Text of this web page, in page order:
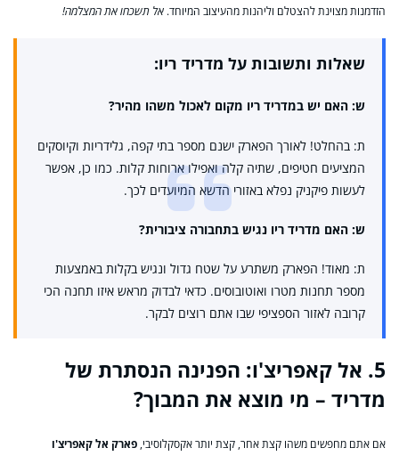
הזדמנות מצוינת להצטלם וליהנות מהעיצוב המיוחד. אל תשכחו את המצלמה!
שאלות ותשובות על מדריד ריו:
ש: האם יש במדריד ריו מקום לאכול משהו מהיר?
ת: בהחלט! לאורך הפארק ישנם מספר בתי קפה, גלידריות וקיוסקים
המציעים חטיפים, שתיה קלה ואפילו ארוחות קלות. כמו כן, אפשר
לעשות פיקניק נפלא באזורי הדשא המיועדים לכך.
ש: האם מדריד ריו נגיש בתחבורה ציבורית?
ת: מאוד! הפארק משתרע על שטח גדול ונגיש בקלות באמצעות
מספר תחנות מטרו ואוטובוסים. כדאי לבדוק מראש איזו תחנה הכי
קרובה לאזור הספציפי שבו אתם רוצים לבקר.
5. אל קאפריצ'ו: הפנינה הנסתרת של
מדריד – מי מוצא את המבוך?
אם אתם מחפשים משהו קצת אחר, קצת יותר אקסקלוסיבי, פארק אל קאפריצ'ו